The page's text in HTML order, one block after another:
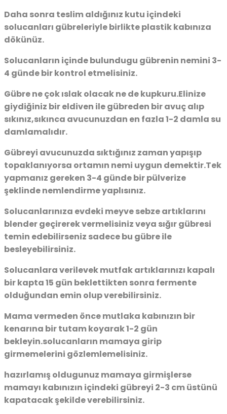
Daha sonra teslim aldığınız kutu içindeki
solucanları gübreleriyle birlikte plastik kabınıza
dökünüz.
Solucanların içinde bulundugu gübrenin nemini 3-
4 günde bir kontrol etmelisiniz.
Gübre ne çok ıslak olacak ne de kupkuru.Elinize
giydiğiniz bir eldiven ile gübreden bir avuç alıp
sıkınız,sıkınca avucunuzdan en fazla 1-2 damla su
damlamalıdır.
Gübreyi avucunuzda sıktığınız zaman yapışıp
topaklanıyorsa ortamın nemi uygun demektir.Tek
yapmanız gereken 3-4 günde bir pülverize
şeklinde nemlendirme yaplısınız.
Solucanlarınıza evdeki meyve sebze artıklarını
blender geçirerek vermelisiniz veya sığır gübresi
temin edebilirseniz sadece bu gübre ile
besleyebilirsiniz.
Solucanlara verilevek mutfak artıklarınızı kapalı
bir kapta 15 gün beklettikten sonra fermente
olduğundan emin olup verebilirsiniz.
Mama vermeden önce mutlaka kabınızın bir
kenarına bir tutam koyarak 1-2 gün
bekleyin.solucanların mamaya girip
girmemelerini gözlemlemelisiniz.
hazırlamış oldugunuz mamaya girmişlerse
mamayı kabınızın içindeki gübreyi 2-3 cm üstünü
kapatacak şekilde verebilirsiniz.